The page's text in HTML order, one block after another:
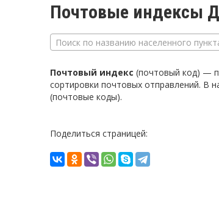
Почтовые индексы
Поиск по названию населенного
Почтовый индекс (почтовый код) —
сортировки почтовых отправлений. В
(почтовые коды).
Поделиться страницей: